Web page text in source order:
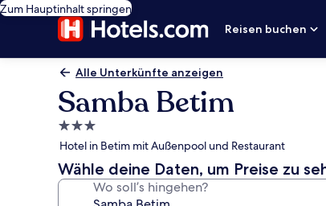
Zum Hauptinhalt springen
Reisen buchen
Alle Unterkünfte anzeigen
Samba Betim
3.0-
Sterne-
Unterkunft
Hotel in Betim mit Außenpool und Restaurant
Wähle deine Daten, um Preise zu
Wo soll’s hingehen?